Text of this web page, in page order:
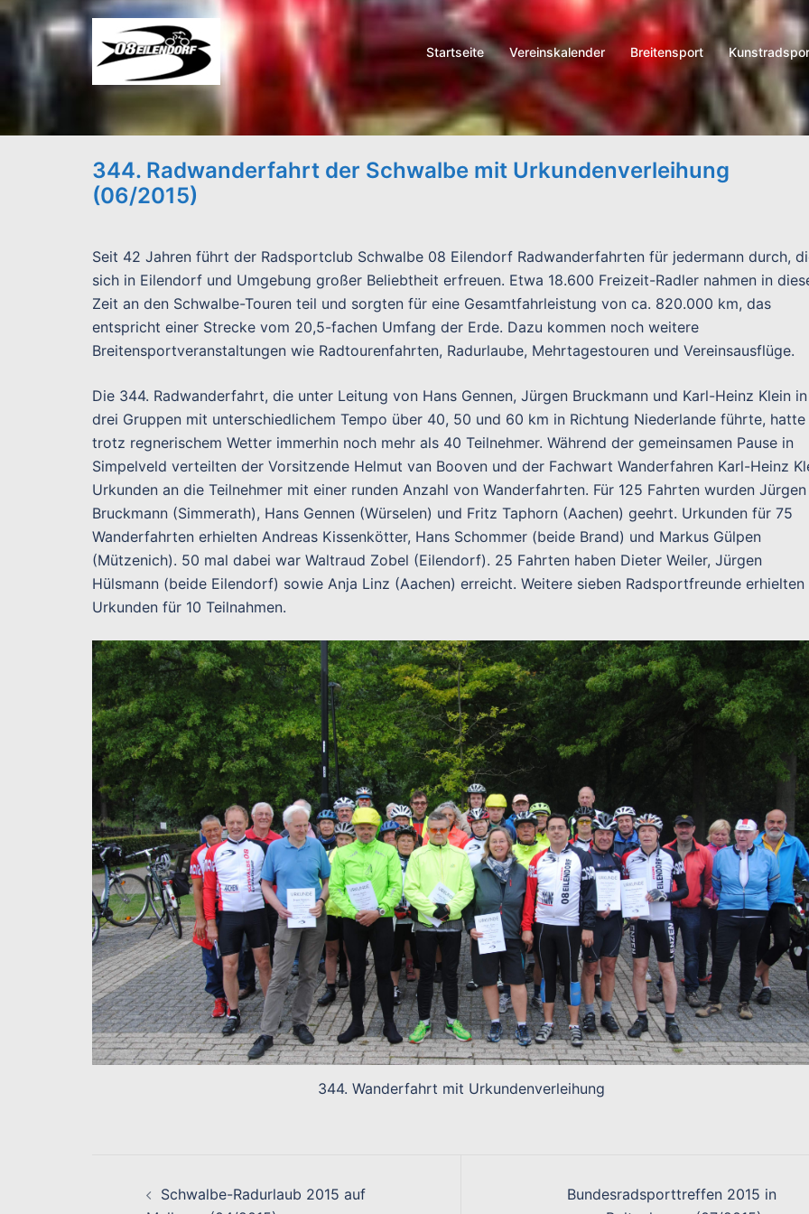
Zum
springen
Startseite Vereinskalender Breitensport
344. Radwanderfahrt der Schwalbe mit Urkundenverleihung
(06/2015)
Seit 42 Jahren führt der Radsportclub Schwalbe 08 Eilendorf Radwanderfahrten für jedermann durch,
sich in Eilendorf und Umgebung großer Beliebtheit erfreuen. Etwa 18.600 Freizeit-Radler nahmen in
Zeit an den Schwalbe-Touren teil und sorgten für eine Gesamtfahrleistung von ca. 820.000 km, das
entspricht einer Strecke vom 20,5-fachen Umfang der Erde. Dazu kommen noch weitere
Breitensportveranstaltungen wie Radtourenfahrten, Radurlaube, Mehrtagestouren und Vereinsausflüge.
Die 344. Radwanderfahrt, die unter Leitung von Hans Gennen, Jürgen Bruckmann und Karl-Heinz Klein in
drei Gruppen mit unterschiedlichem Tempo über 40, 50 und 60 km in Richtung Niederlande führte, hatte
trotz regnerischem Wetter immerhin noch mehr als 40 Teilnehmer. Während der gemeinsamen Pause in
Simpelveld verteilten der Vorsitzende Helmut van Booven und der Fachwart Wanderfahren Karl-Heinz
Urkunden an die Teilnehmer mit einer runden Anzahl von Wanderfahrten. Für 125 Fahrten wurden Jürgen
Bruckmann (Simmerath), Hans Gennen (Würselen) und Fritz Taphorn (Aachen) geehrt. Urkunden für 75
Wanderfahrten erhielten Andreas Kissenkötter, Hans Schommer (beide Brand) und Markus Gülpen
(Mützenich). 50 mal dabei war Waltraud Zobel (Eilendorf). 25 Fahrten haben Dieter Weiler, Jürgen
Hülsmann (beide Eilendorf) sowie Anja Linz (Aachen) erreicht. Weitere sieben Radsportfreunde erhielten
Urkunden für 10 Teilnahmen.
344. Wanderfahrt mit Urkundenverleihung
Beitragsnavigation
Schwalbe-Radurlaub 2015 auf
Bundesradsporttreffen 2015 in